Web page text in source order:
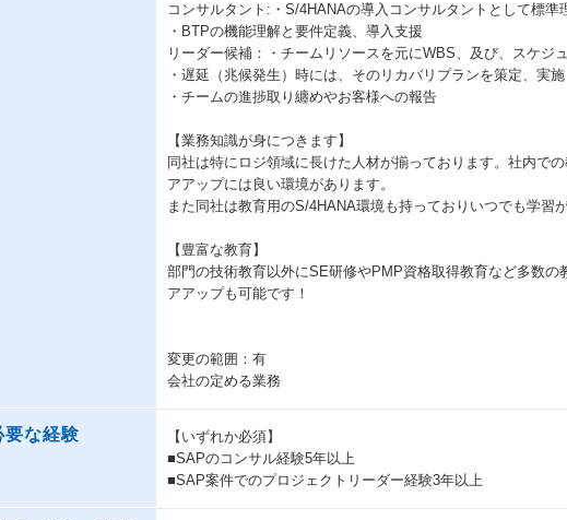
コンサルタント:・S/4HANAの導入コンサルタントとして標
・BTPの機能理解と要件定義、導入支援
リーダー候補：・チームリソースを元にWBS、及び、スケジ
・遅延（兆候発生）時には、そのリカバリプランを策定、実施
・チームの進捗取り纏めやお客様への報告
【業務知識が身につきます】
同社は特にロジ領域に長けた人材が揃っております。社内で
アアップには良い環境があります。
また同社は教育用のS/4HANA環境も持っておりいつでも学習
【豊富な教育】
部門の技術教育以外にSE研修やPMP資格取得教育など多数
アアップも可能です！
変更の範囲：有
会社の定める業務
要な経験
【いずれか必須】
■SAPのコンサル経験5年以上
■SAP案件でのプロジェクトリーダー経験3年以上